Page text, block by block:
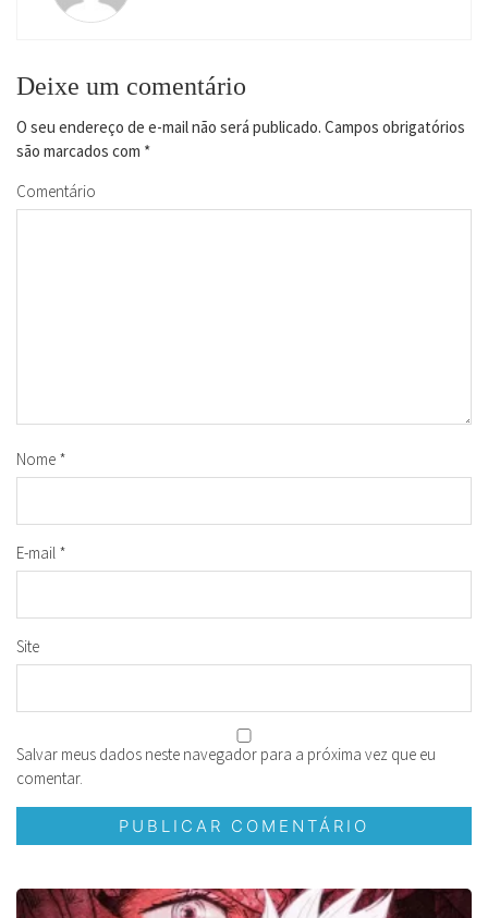
Deixe um comentário
O seu endereço de e-mail não será publicado. Campos obrigatórios
são marcados com *
Comentário
Nome *
E-mail *
Site
Salvar meus dados neste navegador para a próxima vez que eu
comentar.